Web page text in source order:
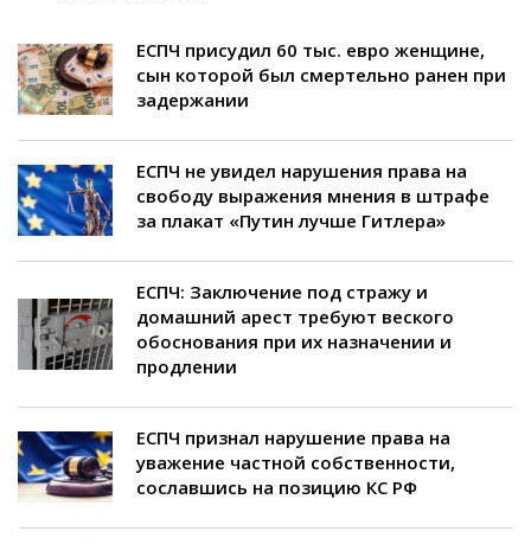
ЕСПЧ присудил 60 тыс. евро женщине,
сын которой был смертельно ранен при
задержании
ЕСПЧ не увидел нарушения права на
свободу выражения мнения в штрафе
за плакат «Путин лучше Гитлера»
ЕСПЧ: Заключение под стражу и
домашний арест требуют веского
обоснования при их назначении и
продлении
ЕСПЧ признал нарушение права на
уважение частной собственности,
сославшись на позицию КС РФ